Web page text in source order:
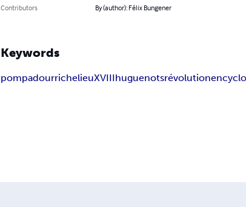
Contributors
By (author): Félix Bungener
Keywords
pompadourrichelieuXVIIIhuguenotsrévolution